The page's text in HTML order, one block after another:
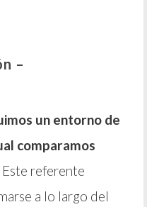
–
un entorno de
comparamos
Este referente
a lo largo del